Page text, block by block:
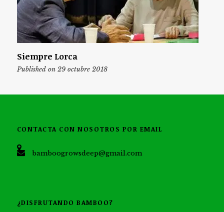
Siempre Lorca
Published on 29 octubre 2018
CONTACTA CON NOSOTROS POR EMAIL
bamboogrowsdeep@gmail.com
¿DISFRUTANDO BAMBOO?